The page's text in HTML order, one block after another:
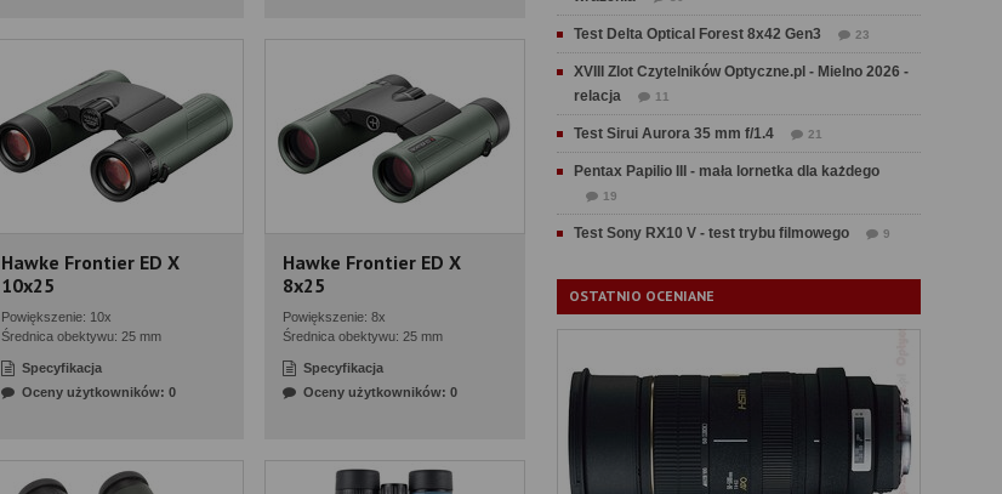
Hawke Frontier ED X
10x25
Powiększenie: 10x
Średnica obektywu: 25 mm
Specyfikacja
Oceny użytkowników: 0
Hawke Frontier ED X
8x25
Powiększenie: 8x
Średnica obektywu: 25 mm
Specyfikacja
Oceny użytkowników: 0
Test Delta Optical Forest 8x42 Gen3 23
XVIII Zlot Czytelników Optyczne.pl - Mielno 2026 -
relacja
11
Test Sirui Aurora 35 mm f/1.4 21
Pentax Papilio III - mała lornetka dla każdego
19
Test Sony RX10 V - test trybu filmowego 9
OSTATNIO OCENIANE